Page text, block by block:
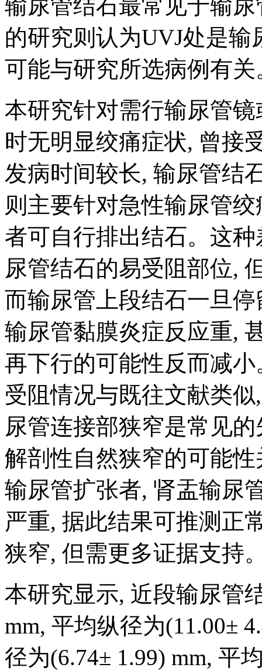
输尿管结石最常见于输尿
的研究则认为UVJ处是
可能与研究所选病例有关
本研究针对需行输尿管
时无明显绞痛症状, 曾接
发病时间较长, 输尿管结
则主要针对急性输尿管
者可自行排出结石。这
尿管结石的易受阻部位,
而输尿管上段结石一旦
输尿管黏膜炎症反应重,
再下行的可能性反而减
受阻情况与既往文献类
尿管连接部狭窄是常见
解剖性自然狭窄的可能
输尿管扩张者, 肾盂输尿
严重, 据此结果可推测正
狭窄, 但需更多证据支持
本研究显示, 近段输尿管
mm, 平均纵径为(11.00±
径为(6.74± 1.99) mm, 平